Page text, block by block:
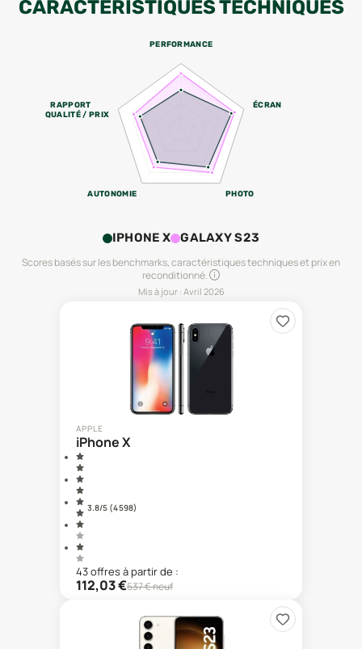
CARACTÉRISTIQUES TECHNIQUES
PERFORMANCE
ÉCRAN
PHOTO
AUTONOMIE
RAPPORT
QUALITÉ / PRIX
IPHONE X GALAXY S23
Scores basés sur les benchmarks, caractéristiques techniques et prix en
reconditionné.
Mis à jour : Avril 2026
APPLE
iPhone X
3.8/5 (4 598)
43offresà partir de :
112,03€537€ neuf